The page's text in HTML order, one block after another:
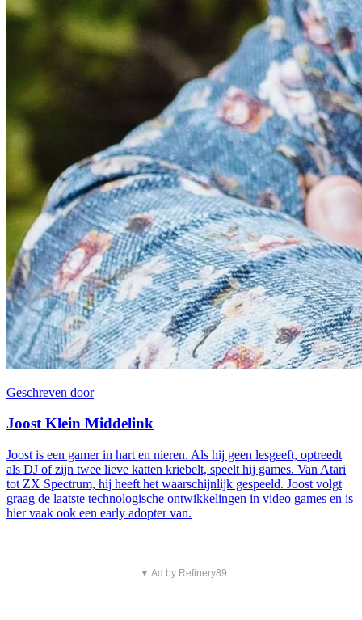
Geschreven door
Joost Klein Middelink
Joost is een gamer in hart en nieren. Als hij geen lesgeeft, optreedt
als DJ of zijn twee lieve katten kriebelt, speelt hij games. Van Atari
tot ZX Spectrum, hij heeft het waarschijnlijk gespeeld. Joost volgt
graag de laatste technologische ontwikkelingen in video games en is
hier vaak ook een early adopter van.
▼ Ad by Refinery89